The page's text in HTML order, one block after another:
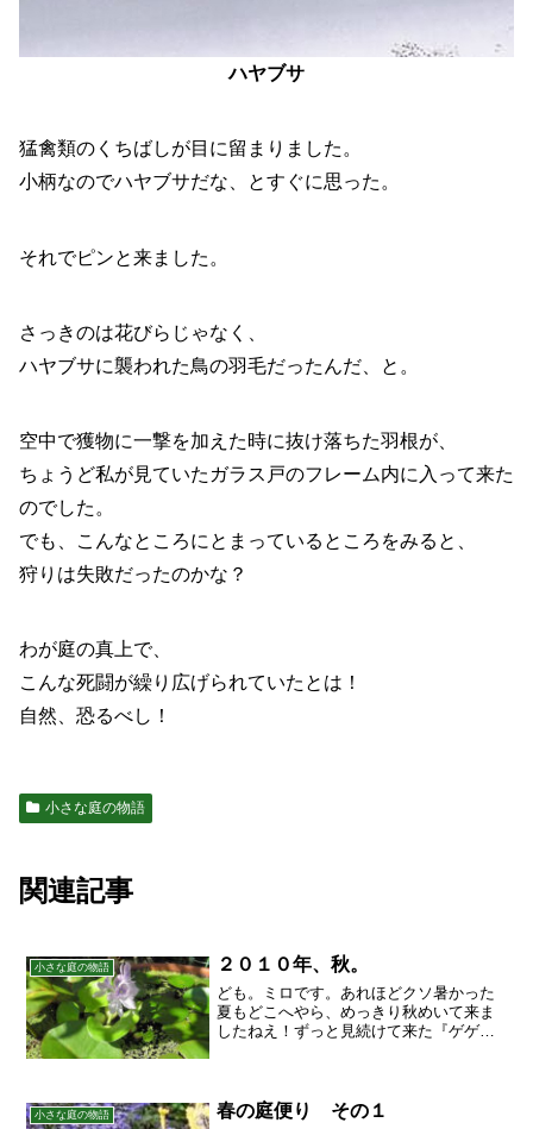
ハヤブサ
猛禽類のくちばしが目に留まりました。
小柄なのでハヤブサだな、とすぐに思った。
それでピンと来ました。
さっきのは花びらじゃなく、
ハヤブサに襲われた鳥の羽毛だったんだ、と。
空中で獲物に一撃を加えた時に抜け落ちた羽根が、
ちょうど私が見ていたガラス戸のフレーム内に入って来た
のでした。
でも、こんなところにとまっているところをみると、
狩りは失敗だったのかな？
わが庭の真上で、
こんな死闘が繰り広げられていたとは！
自然、恐るべし！
小さな庭の物語
関連記事
小さな庭の物語 ２０１０年、秋。
ども。ミロです。あれほどクソ暑かった
夏もどこへやら、めっきり秋めいて来ま
したねえ！ずっと見続けて来た『ゲゲゲ
アオイがいつの間にか花を...
小さな庭の物語 春の庭便り その１